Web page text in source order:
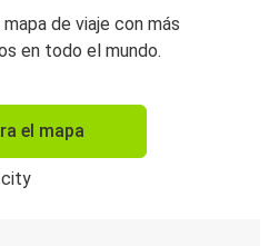
de viaje con más
en todo el mundo.
el mapa